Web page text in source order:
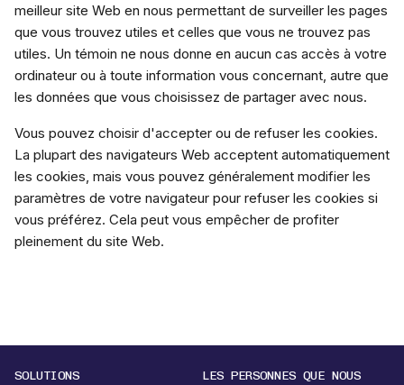
meilleur site Web en nous permettant de surveiller les pages
que vous trouvez utiles et celles que vous ne trouvez pas
utiles. Un témoin ne nous donne en aucun cas accès à votre
ordinateur ou à toute information vous concernant, autre que
les données que vous choisissez de partager avec nous.
Vous pouvez choisir d'accepter ou de refuser les cookies.
La plupart des navigateurs Web acceptent automatiquement
les cookies, mais vous pouvez généralement modifier les
paramètres de votre navigateur pour refuser les cookies si
vous préférez. Cela peut vous empêcher de profiter
pleinement du site Web.
SOLUTIONS
LES PERSONNES QUE NOUS